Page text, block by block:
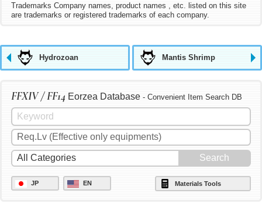
Trademarks Company names, product names , etc. listed on this site
are trademarks or registered trademarks of each company.
Hydrozoan Mantis Shrimp
FFXIV / FF14 Eorzea Database - Convenient Item Search DB
JP EN Materials Tools